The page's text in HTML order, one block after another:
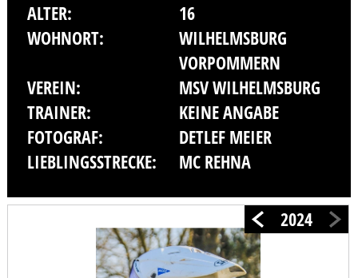
ALTER:
16
WOHNORT:
WILHELMSBURG
VORPOMMERN
VEREIN:
MSV WILHELMSBURG
TRAINER:
KEINE ANGABE
FOTOGRAF:
DETLEF MEIER
LIEBLINGSSTRECKE:
MC REHNA
2024